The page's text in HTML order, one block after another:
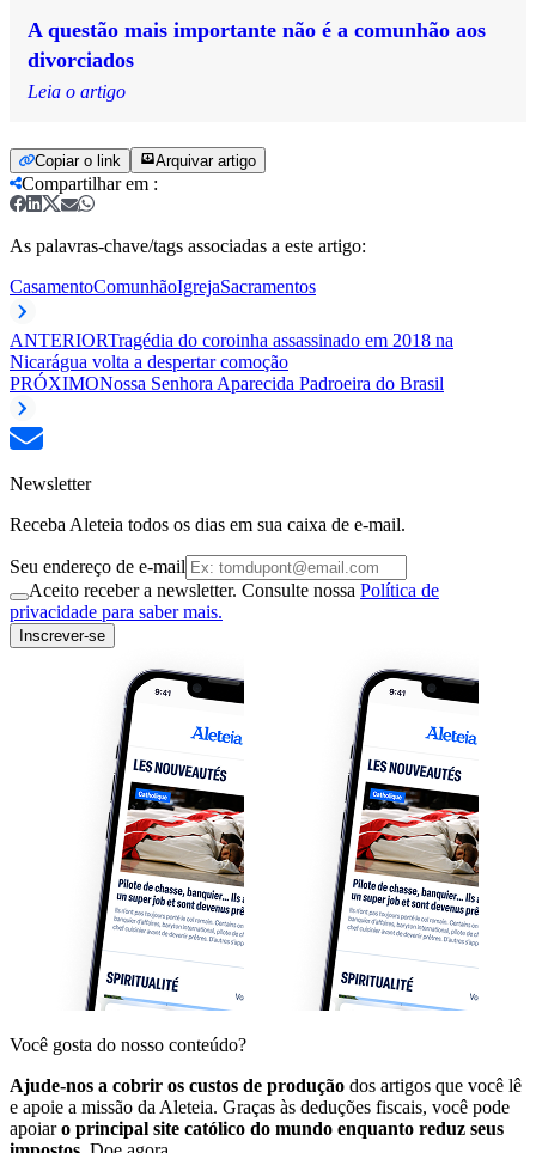
A questão mais importante não é a comunhão aos
divorciados
Leia o artigo
Copiar o link Arquivar artigo
Compartilhar em :
As palavras-chave/tags associadas a este artigo:
CasamentoComunhãoIgrejaSacramentos
ANTERIORTragédia do coroinha assassinado em 2018 na
Nicarágua volta a despertar comoção
PRÓXIMONossa Senhora Aparecida Padroeira do Brasil
Newsletter
Receba Aleteia todos os dias em sua caixa de e-mail.
Seu endereço de e-mail
Aceito receber a newsletter. Consulte nossa Política de
privacidade para saber mais.
Inscrever-se
Você gosta do nosso conteúdo?
Ajude-nos a cobrir os custos de produção dos artigos que você lê
e apoie a missão da Aleteia. Graças às deduções fiscais, você pode
apoiaro principal site católico do mundo enquanto reduz seus